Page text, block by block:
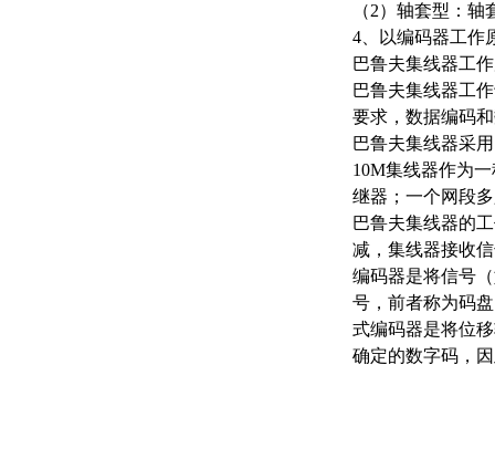
（2）轴套型：
4、以编码器工作
巴鲁夫集线器工
巴鲁夫集线器工
要求，数据编码
巴鲁夫集线器采
10M集线器作为
继器；一个网段
巴鲁夫集线器的
减，集线器接收
编码器是将信号
号，前者称为码
式编码器是将位
确定的数字码，